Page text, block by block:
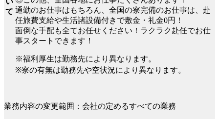
て 通勤のお仕事はもちろん、全国の寮完備のお仕事は、赴
任旅費支給や生活諸設備付きで敷金・礼金0円！
面倒な手配も全てお任せください！ラクラク赴任でお仕
事スタートできます！
※福利厚生は勤務先により異なります。
※寮の有無は勤務先や空状況により異なります。
業務内容の変更範囲：会社の定めるすべての業務